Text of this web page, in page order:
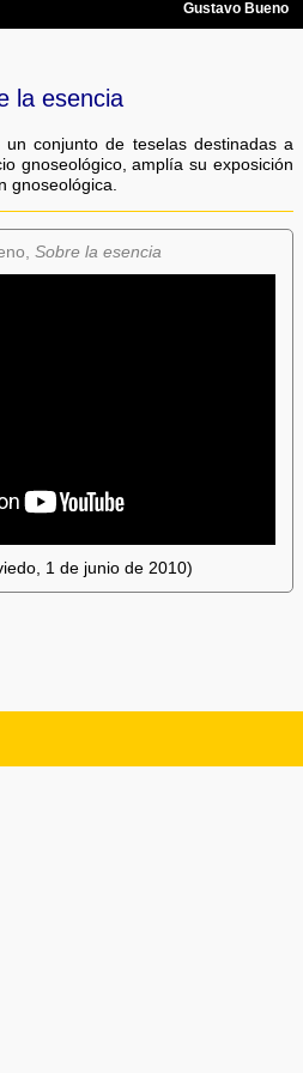
la esencia
conjunto de teselas destinadas a
gnoseológico, amplía su exposición
gnoseológica.
Sobre la esencia
1 de junio de 2010)